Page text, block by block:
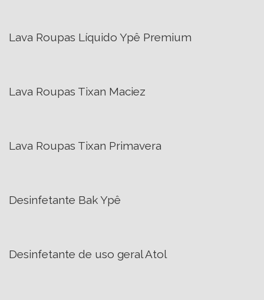
Lava Roupas Líquido Ypê Premium
Lava Roupas Tixan Maciez
Lava Roupas Tixan Primavera
Desinfetante Bak Ypê
Desinfetante de uso geral Atol